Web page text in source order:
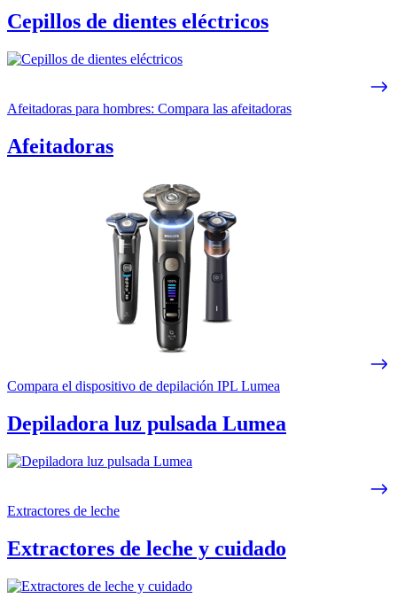
Cepillos de dientes eléctricos
Afeitadoras para hombres: Compara las afeitadoras
Afeitadoras
Compara el dispositivo de depilación IPL Lumea
Depiladora luz pulsada Lumea
Extractores de leche
Extractores de leche y cuidado